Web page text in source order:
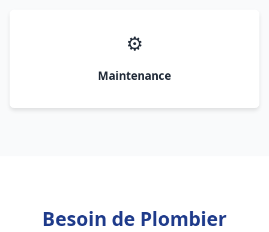
⚙️
Maintenance
Besoin de Plombier